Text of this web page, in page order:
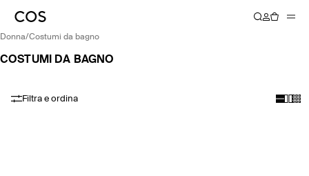
donna/ costumi da bagno
COSTUMI DA BAGNO
Filtra e ordina